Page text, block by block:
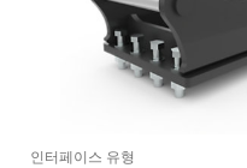
인터페이스 유형